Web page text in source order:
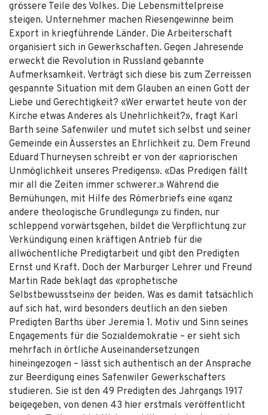
grössere Teile des Volkes. Die Lebensmittelpreise
steigen. Unternehmer machen Riesengewinne beim
Export in kriegführende Länder. Die Arbeiterschaft
organisiert sich in Gewerkschaften. Gegen Jahresende
erweckt die Revolution in Russland gebannte
Aufmerksamkeit. Verträgt sich diese bis zum Zerreissen
gespannte Situation mit dem Glauben an einen Gott der
Liebe und Gerechtigkeit? «Wer erwartet heute von der
Kirche etwas Anderes als Unehrlichkeit?», fragt Karl
Barth seine Safenwiler und mutet sich selbst und seiner
Gemeinde ein Äusserstes an Ehrlichkeit zu. Dem Freund
Eduard Thurneysen schreibt er von der «apriorischen
Unmöglichkeit unseres Predigens». «Das Predigen fällt
mir all die Zeiten immer schwerer.» Während die
Bemühungen, mit Hilfe des Römerbriefs eine «ganz
andere theologische Grundlegung» zu finden, nur
schleppend vorwärtsgehen, bildet die Verpflichtung zur
Verkündigung einen kräftigen Antrieb für die
allwöchentliche Predigtarbeit und gibt den Predigten
Ernst und Kraft. Doch der Marburger Lehrer und Freund
Martin Rade beklagt das «prophetische
Selbstbewusstsein» der beiden. Was es damit tatsächlich
auf sich hat, wird besonders deutlich an den sieben
Predigten Barths über Jeremia 1. Motiv und Sinn seines
Engagements für die Sozialdemokratie – er sieht sich
mehrfach in örtliche Auseinandersetzungen
hineingezogen – lässt sich authentisch an der Ansprache
zur Beerdigung eines Safenwiler Gewerkschafters
studieren. Sie ist den 49 Predigten des Jahrgangs 1917
beigegeben, von denen 43 hier erstmals veröffentlicht